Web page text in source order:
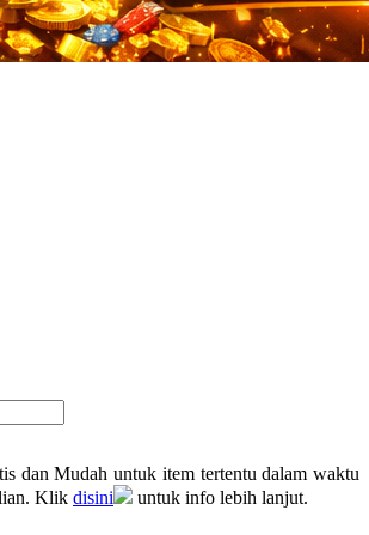
dan Mudah untuk item tertentu dalam waktu
Klik disini untuk info lebih lanjut.